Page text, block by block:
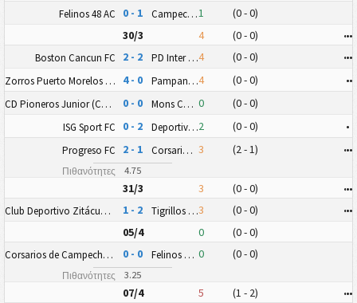
Felinos 48 AC 0 - 1 Campeche FC Nueva Generación1
(0 - 0)
30/3
4 (0 - 0) •••
Boston Cancun FC 2 - 2 PD Inter Playa del Carmen AC II4 (0 - 0) •••
Zorros Puerto Morelos FC 4 - 0 Pampaneros de Champotón FC4 (0 - 0) ••
CD Pioneros Junior (CD Pioneros de Cancún II) 0 - 0 Mons Calpe SC Yucatán 0 (0 - 0)
ISG Sport FC 0 - 2 Deportiva Venados FC II2 (0 - 0) •
Progreso FC
Πιθανότητες
2 - 1
4.75
Corsarios de Campeche FC 3 (2 - 1) •••
31/3 3 (0 - 0) •••
Club Deportivo Zitácuaro II 1 - 2 Tigrillos de Chetumal3 (0 - 0) •••
05/4
0 (0 - 0)
Corsarios de Campeche FC
Πιθανότητες
0 - 0
3.25
Felinos 48 AC 0 (0 - 0)
07/4 5 (1 - 2) •••